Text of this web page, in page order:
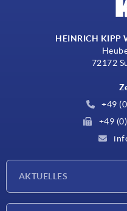
HEINRICH KIPP
72172
+49
+49
AKTUELLES